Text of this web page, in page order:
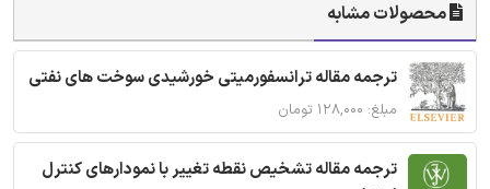
محصولات مشابه
ترجمه مقاله ترانسفورمیتی خورشیدی سوخت های نفتی
مبلغ: ۱۲۸,۰۰۰ تومان
ترجمه مقاله تشخیص نقطه تغییر با نمودارهای کنترل